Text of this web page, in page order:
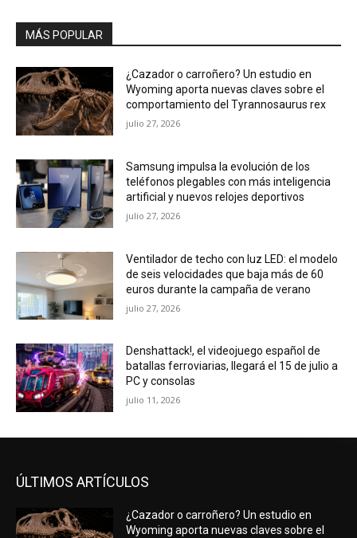
MÁS POPULAR
¿Cazador o carroñero? Un estudio en
Wyoming aporta nuevas claves sobre el
comportamiento del Tyrannosaurus rex
julio 27, 2026
Samsung impulsa la evolución de los
teléfonos plegables con más inteligencia
artificial y nuevos relojes deportivos
julio 27, 2026
Ventilador de techo con luz LED: el modelo
de seis velocidades que baja más de 60
euros durante la campaña de verano
julio 27, 2026
Denshattack!, el videojuego español de
batallas ferroviarias, llegará el 15 de julio a
PC y consolas
julio 11, 2026
ÚLTIMOS ARTÍCULOS
¿Cazador o carroñero? Un estudio en
Wyoming aporta nuevas claves sobre el